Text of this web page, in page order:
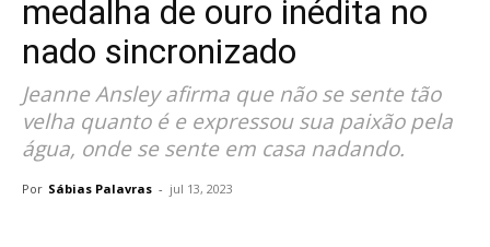
medalha de ouro inédita no
nado sincronizado
Jeanne Ansley afirma que não se sente tão
velha quanto é e expressou sua paixão pela
água, onde se sente em casa nadando.
Por Sábias Palavras - jul 13, 2023